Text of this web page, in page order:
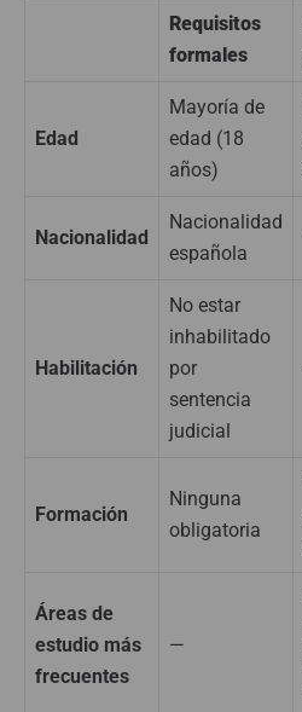
Requisitos
formales
Edad
Mayoría de
edad (18
años)
Nacionalidad
Nacionalidad
española
Habilitación
No estar
inhabilitado
por
sentencia
judicial
Formación
Ninguna
obligatoria
Áreas de
estudio más
frecuentes
—